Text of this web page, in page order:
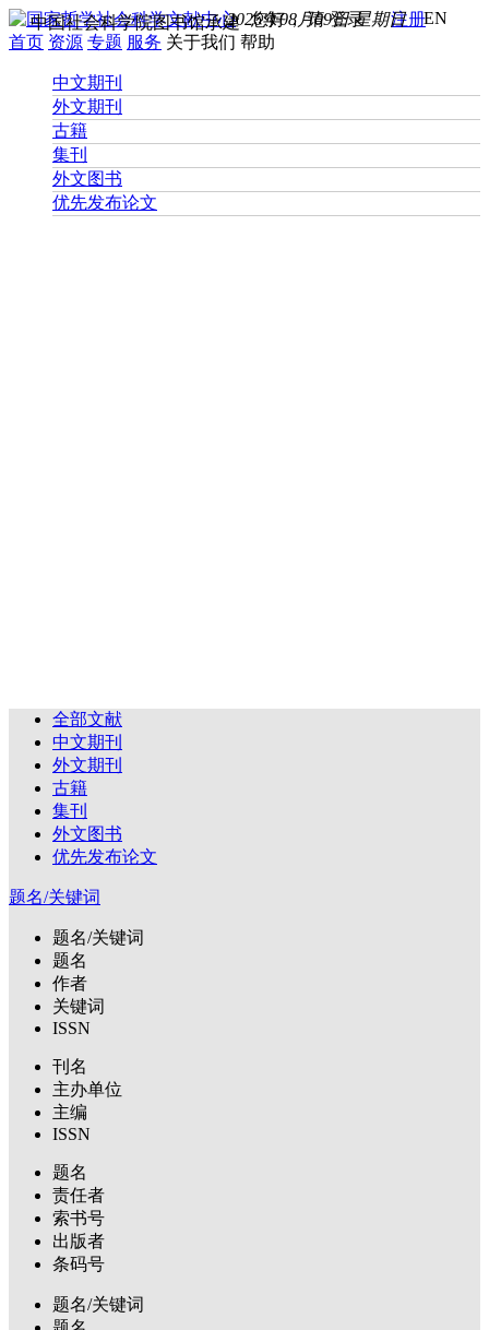
您好， 请登录 注册EN
2026年08月09日 星期日
中国社会科学院图书馆承建
首页 资源 专题 服务 关于我们 帮助
中文期刊
外文期刊
古籍
集刊
外文图书
优先发布论文
全部文献
中文期刊
外文期刊
古籍
集刊
外文图书
优先发布论文
题名/关键词
题名/关键词
题名
作者
关键词
ISSN
刊名
主办单位
主编
ISSN
题名
责任者
索书号
出版者
条码号
题名/关键词